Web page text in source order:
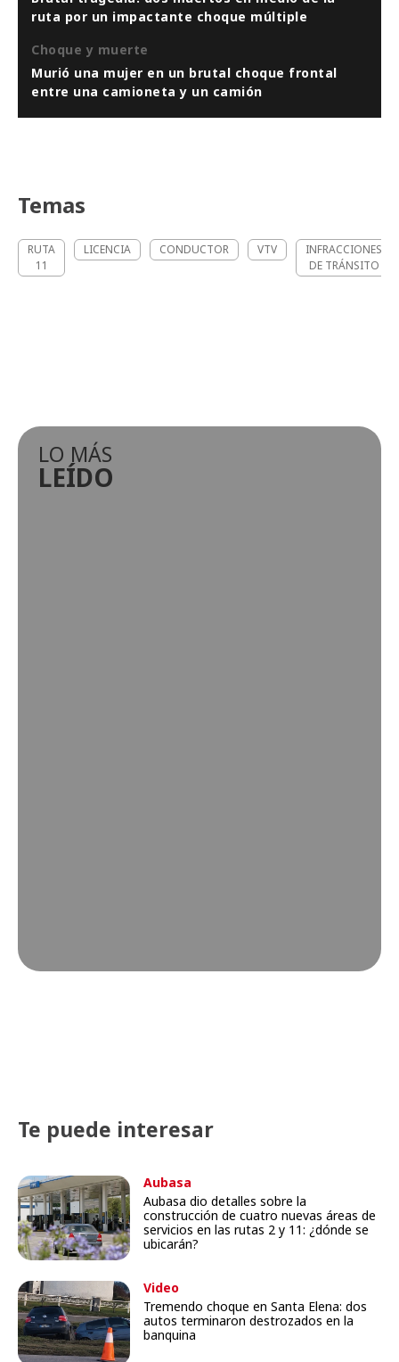
ruta por un impactante choque múltiple
Choque y muerte
Murió una mujer en un brutal choque frontal
entre una camioneta y un camión
Temas
RUTA
11
LICENCIA CONDUCTOR VTV
INFRACCIONES
DE TRÁNSITO
LO MÁS
LEÍDO
Te puede interesar
Aubasa
Aubasa dio detalles sobre la
construcción de cuatro nuevas áreas de
servicios en las rutas 2 y 11: ¿dónde se
ubicarán?
Video
Tremendo choque en Santa Elena: dos
autos terminaron destrozados en la
banquina